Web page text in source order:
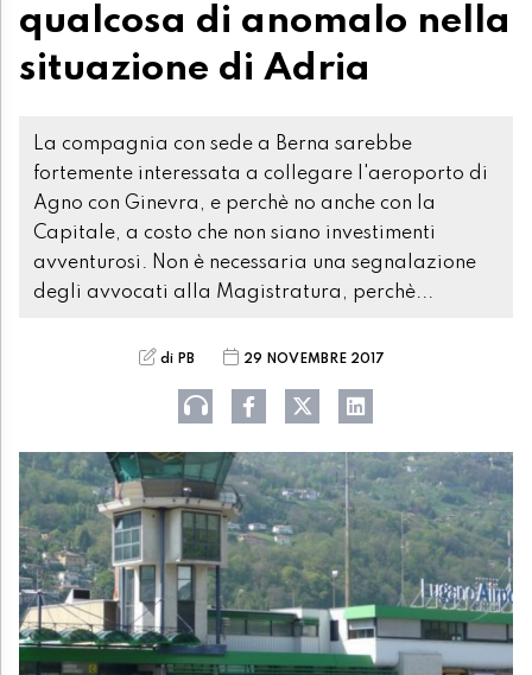
qualcosa di anomalo nella
situazione di Adria
La compagnia con sede a Berna sarebbe
fortemente interessata a collegare l'aeroporto di
Agno con Ginevra, e perchè no anche con la
Capitale, a costo che non siano investimenti
avventurosi. Non è necessaria una segnalazione
degli avvocati alla Magistratura, perchè...
di PB 29 NOVEMBRE 2017